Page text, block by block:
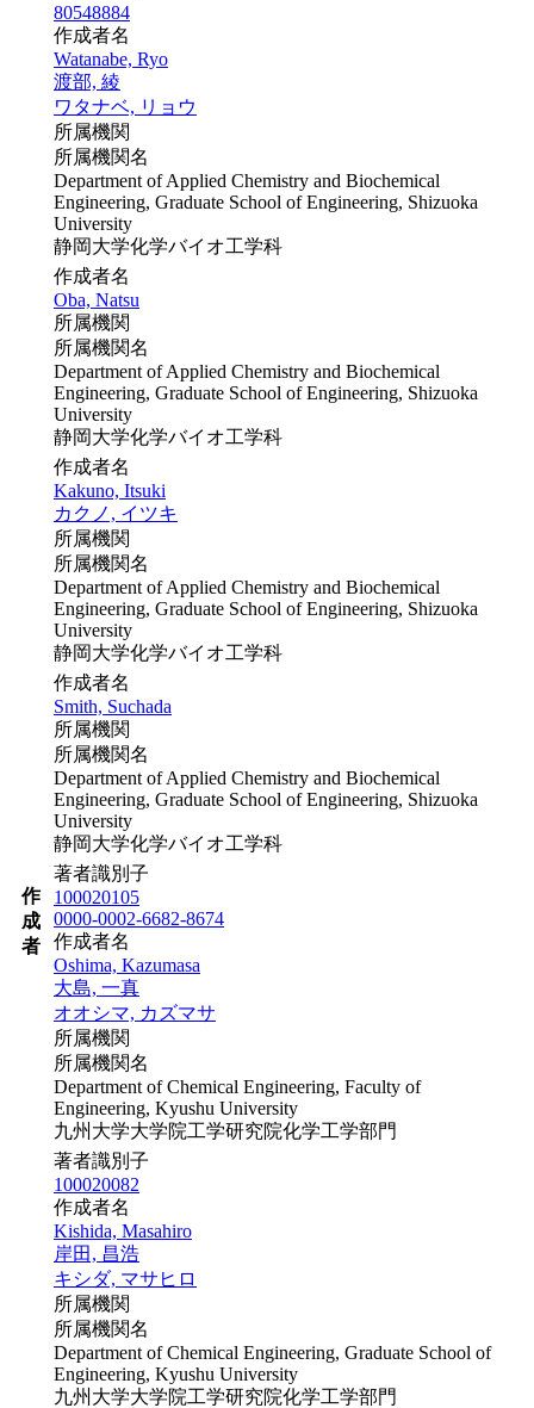
作
成
者
80548884
作成者名
Watanabe, Ryo
渡部, 綾
ワタナベ, リョウ
所属機関
所属機関名
Department of Applied Chemistry and Biochemical
Engineering, Graduate School of Engineering, Shizuoka
University
静岡大学化学バイオ工学科
作成者名
Oba, Natsu
所属機関
所属機関名
Department of Applied Chemistry and Biochemical
Engineering, Graduate School of Engineering, Shizuoka
University
静岡大学化学バイオ工学科
作成者名
Kakuno, Itsuki
カクノ, イツキ
所属機関
所属機関名
Department of Applied Chemistry and Biochemical
Engineering, Graduate School of Engineering, Shizuoka
University
静岡大学化学バイオ工学科
作成者名
Smith, Suchada
所属機関
所属機関名
Department of Applied Chemistry and Biochemical
Engineering, Graduate School of Engineering, Shizuoka
University
静岡大学化学バイオ工学科
著者識別子
100020105
0000-0002-6682-8674
作成者名
Oshima, Kazumasa
大島, 一真
オオシマ, カズマサ
所属機関
所属機関名
Department of Chemical Engineering, Faculty of
Engineering, Kyushu University
九州大学大学院工学研究院化学工学部門
著者識別子
100020082
作成者名
Kishida, Masahiro
岸田, 昌浩
キシダ, マサヒロ
所属機関
所属機関名
Department of Chemical Engineering, Graduate School of
Engineering, Kyushu University
九州大学大学院工学研究院化学工学部門